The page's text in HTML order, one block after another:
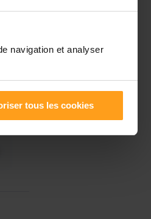
navigation et analyser
tous les cookies